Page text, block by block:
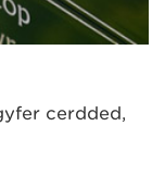
cerdded,